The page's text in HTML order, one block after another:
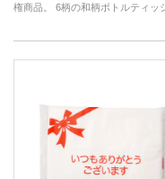
権商品。 6柄の和柄ボトルティッ